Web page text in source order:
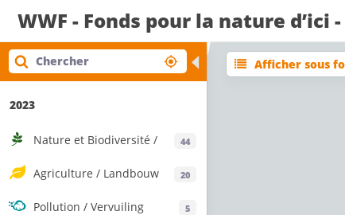
WWF - Fonds pour la nature
◀
2023
Nature et Biodiversité /
Natuur & Biodiversiteit
44
Agriculture / Landbouw 20
Pollution / Vervuiling 5
Afficher sous